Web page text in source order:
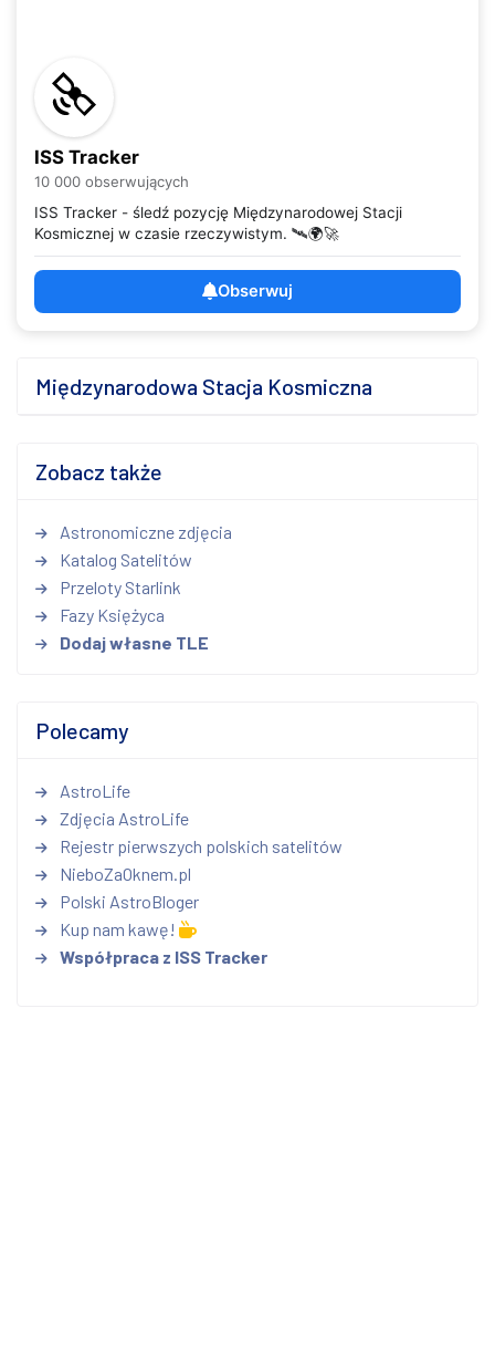
ISS Tracker
10 000 obserwujących
ISS Tracker - śledź pozycję Międzynarodowej Stacji
Kosmicznej w czasie rzeczywistym. 🛰️🌍🚀
Obserwuj
Międzynarodowa Stacja Kosmiczna
Zobacz także
Astronomiczne zdjęcia
Katalog Satelitów
Przeloty Starlink
Fazy Księżyca
Dodaj własne TLE
Polecamy
AstroLife
Zdjęcia AstroLife
Rejestr pierwszych polskich satelitów
NieboZaOknem.pl
Polski AstroBloger
Kup nam kawę!
Współpraca z ISS Tracker